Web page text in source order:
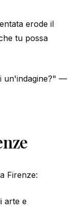
erode il
tu possa
un'indagine?" —
Firenze:
arte e